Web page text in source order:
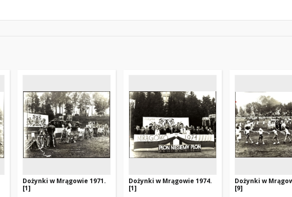
Dożynki w Mrągowie 1971.
[1]
Dożynki w Mrągowie 1974.
[1]
Dożynki w
[9]